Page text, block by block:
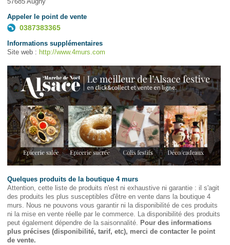
Appeler le point de vente
0387383365
Informations supplémentaires
Site web : http://www.4murs.com
Quelques produits de la boutique 4 murs
Attention, cette liste de produits n'est ni exhaustive ni garantie : il s'agit
des produits les plus susceptibles d'être en vente dans la boutique 4
murs. Nous ne pouvons vous garantir ni la disponibilité de ces produits
ni la mise en vente réelle par le commerce. La disponibilité des produits
peut également dépendre de la saisonnalité. Pour des informations
plus précises (disponibilité, tarif, etc), merci de contacter le point
de vente.